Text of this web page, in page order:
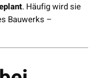
. Häufig wird sie
Bauwerks –